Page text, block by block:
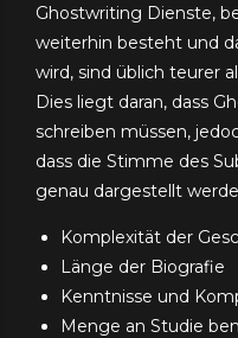
Ghostwriting Dienste,
weiterhin besteht und
wird, sind üblich teurer
Dies liegt daran, dass
schreiben müssen,
dass die Stimme des
genau dargestellt
Komplexität der
Länge der Biografie
Kenntnisse und
Menge an Studie